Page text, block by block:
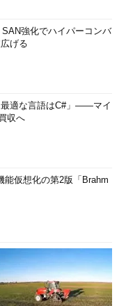
強化でハイパーコンバ
げる
最適な言語はC#」――マイ
収へ
能仮想化の第2版「Brahm